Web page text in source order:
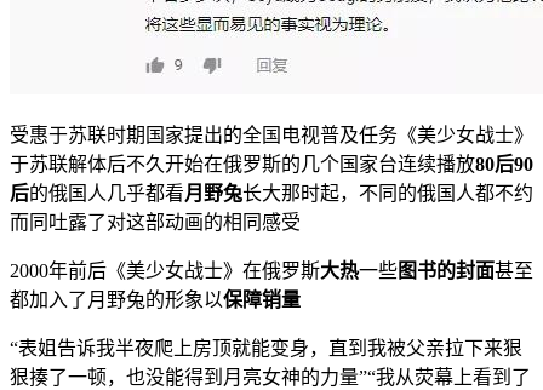
受惠于苏联时期国家提出的全国电视普及任务《美少女战士》
于苏联解体后不久开始在俄罗斯的几个国家台连续播放80后90
后的俄国人几乎都看月野兔长大那时起，不同的俄国人都不约
而同吐露了对这部动画的相同感受
2000年前后《美少女战士》在俄罗斯大热一些图书的封面甚至
都加入了月野兔的形象以保障销量
“表姐告诉我半夜爬上房顶就能变身，直到我被父亲拉下来狠
狠揍了一顿，也没能得到月亮女神的力量”“我从荧幕上看到了